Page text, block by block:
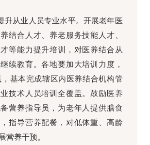
升从业人员专业水平。开展老年医
结合人才、养老服务技能人才、
等能力提升培训，对医养结合从
续教育。各地要加大培训力度，
基本完成辖区内医养结合机构管
技术人员培训全覆盖。鼓励医养
营养指导员，为老年人提供膳食
指导营养配餐，对低体重、高龄
营养干预。